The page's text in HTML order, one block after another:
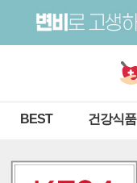
BEST 건강식품